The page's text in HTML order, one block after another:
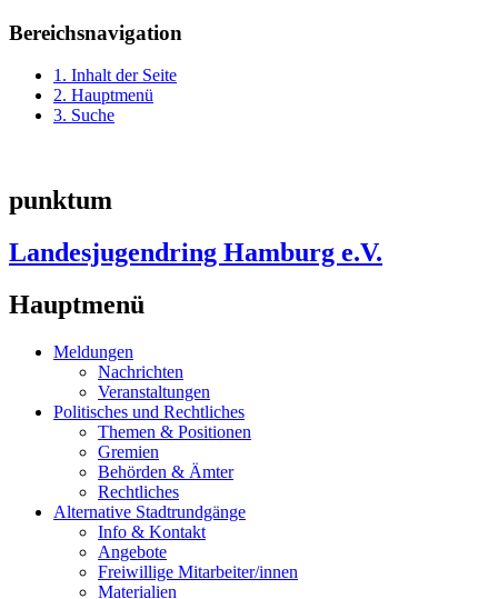
Bereichsnavigation
1. Inhalt der Seite
2. Hauptmenü
3. Suche
punktum
Landesjugendring Hamburg e.V.
Hauptmenü
Meldungen
Nachrichten
Veranstaltungen
Politisches und Rechtliches
Themen & Positionen
Gremien
Behörden & Ämter
Rechtliches
Alternative Stadtrundgänge
Info & Kontakt
Angebote
Freiwillige Mitarbeiter/innen
Materialien